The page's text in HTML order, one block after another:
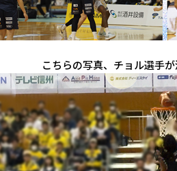
こちらの写真、チョル選手